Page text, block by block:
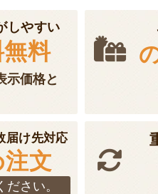
しやすい
料
示価格と
届け先対応
文
さい。